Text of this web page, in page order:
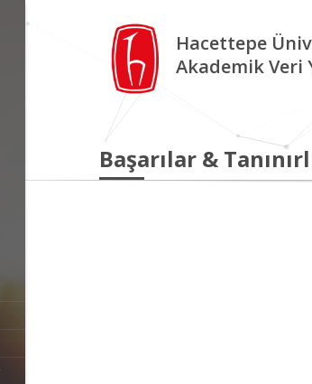
Hacettepe
Akademik Veri
Başarılar &